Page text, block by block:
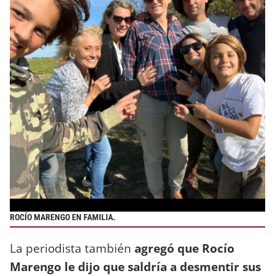
ROCÍO MARENGO EN FAMILIA.
La periodista también agregó que Rocío
Marengo le dijo que saldría a desmentir sus